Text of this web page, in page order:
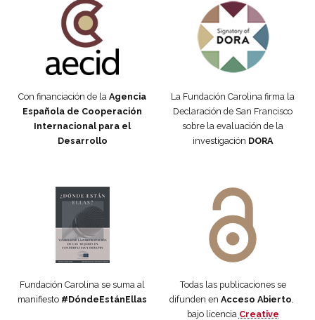
Con financiación de la Agencia
Española de Cooperación
Internacional para el
Desarrollo
La Fundación Carolina firma la
Declaración de San Francisco
sobre la evaluación de la
investigación DORA
Fundación Carolina se suma al
manifiesto #DóndeEstánEllas
Todas las publicaciones se
difunden en Acceso Abierto
bajo licencia Creative